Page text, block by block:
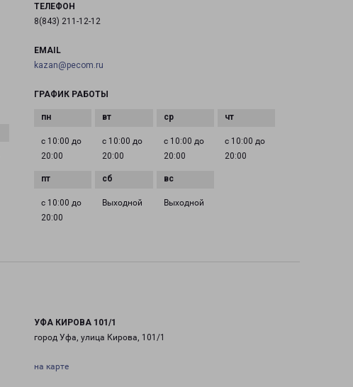
ТЕЛЕФОН
8(843) 211-12-12
EMAIL
kazan@pecom.ru
ГРАФИК РАБОТЫ
с 10:00 до
20:00
с 10:00 до
20:00
с 10:00 до
20:00
с 10:00 до
20:00
с 10:00 до
20:00
Выходной Выходной
УФА КИРОВА 101/1
город Уфа, улица Кирова, 101/1
на карте